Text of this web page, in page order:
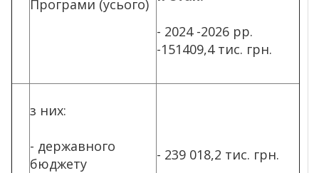
Програми (усього)
- 2024 -2026 рр.
-151409,4 тис. грн.
з них:
- державного
бюджету
- 239 018,2 тис. грн.